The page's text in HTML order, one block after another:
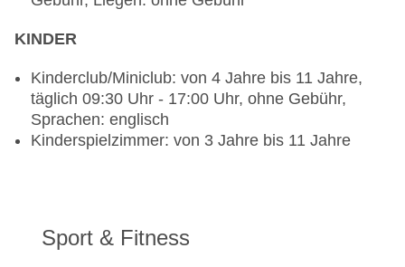
KINDER
Kinderclub/Miniclub: von 4 Jahre bis 11 Jahre,
täglich 09:30 Uhr - 17:00 Uhr, ohne Gebühr,
Sprachen: englisch
Kinderspielzimmer: von 3 Jahre bis 11 Jahre
Sport & Fitness